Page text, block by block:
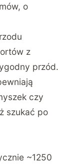
o
z
przód.
czy
szukać po
~1250